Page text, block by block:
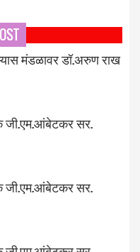
मंडळावर डॉ.अरुण राख
जी.एम.आंबेटकर सर.
जी.एम.आंबेटकर सर.